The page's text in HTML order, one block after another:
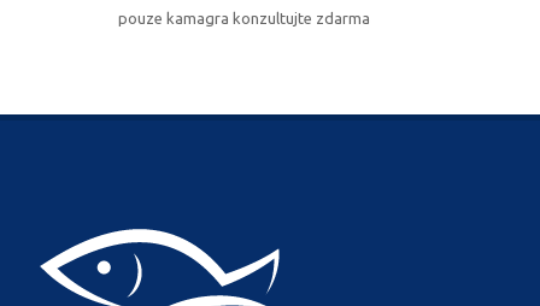
pouze kamagra konzultujte zdarma